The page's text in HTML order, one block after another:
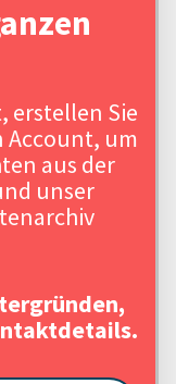
erstellen Sie
Account, um
aus der
unser